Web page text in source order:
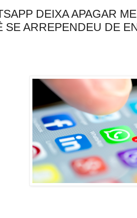
DEIXA APAGAR
SE ARREPENDEU DE